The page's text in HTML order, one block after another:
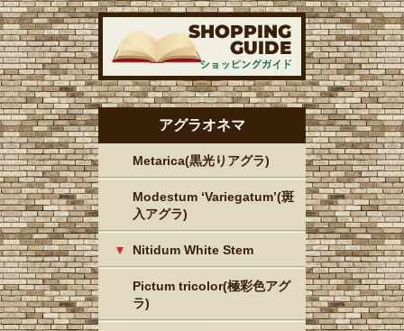
アグラオネマ
Metarica(黒光りアグラ)
Modestum ‘Variegatum’(斑
入アグラ)
Nitidum White Stem
Pictum tricolor(極彩色アグ
ラ)